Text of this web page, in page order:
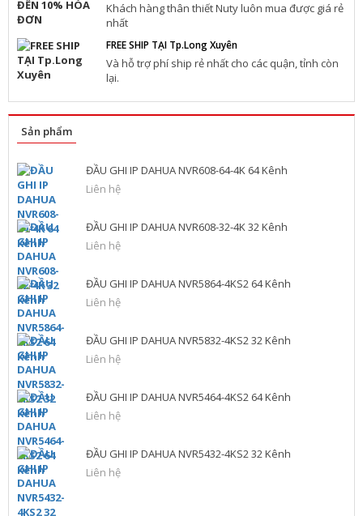
Khách hàng thân thiết Nuty luôn mua được giá rẻ
nhất
FREE SHIP TẠI Tp.Long Xuyên
Và hỗ trợ phí ship rẻ nhất cho các quận, tỉnh còn
lại.
Sản phẩm
ĐẦU GHI IP DAHUA NVR608-64-4K 64 Kênh
Liên hệ
ĐẦU GHI IP DAHUA NVR608-32-4K 32 Kênh
Liên hệ
ĐẦU GHI IP DAHUA NVR5864-4KS2 64 Kênh
Liên hệ
ĐẦU GHI IP DAHUA NVR5832-4KS2 32 Kênh
Liên hệ
ĐẦU GHI IP DAHUA NVR5464-4KS2 64 Kênh
Liên hệ
ĐẦU GHI IP DAHUA NVR5432-4KS2 32 Kênh
Liên hệ